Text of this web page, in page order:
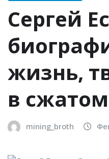
Сергей
жизнь,
в
mining_broth